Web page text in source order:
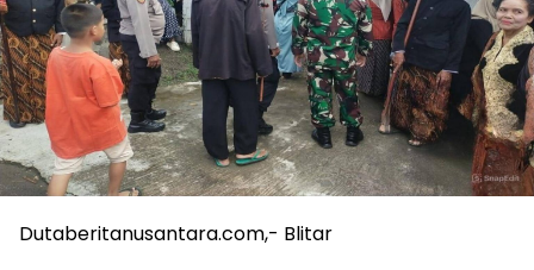
Dutaberitanusantara.com,- Blitar